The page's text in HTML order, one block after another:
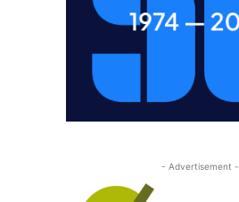
- Advertisement -